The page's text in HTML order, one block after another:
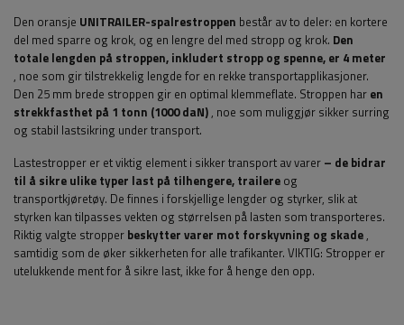
Den oransje UNITRAILER-spalrestroppen består av to deler: en kortere
del med sparre og krok, og en lengre del med stropp og krok. Den
totale lengden på stroppen, inkludert stropp og spenne, er 4 meter
, noe som gir tilstrekkelig lengde for en rekke transportapplikasjoner.
Den 25 mm brede stroppen gir en optimal klemmeflate. Stroppen har en
strekkfasthet på 1 tonn (1000 daN), noe som muliggjør sikker surring
og stabil lastsikring under transport.
Lastestropper er et viktig element i sikker transport av varer – de bidrar
til å sikre ulike typer last på tilhengere, trailere og
transportkjøretøy. De finnes i forskjellige lengder og styrker, slik at
styrken kan tilpasses vekten og størrelsen på lasten som transporteres.
Riktig valgte stropper beskytter varer mot forskyvning og skade,
samtidig som de øker sikkerheten for alle trafikanter. VIKTIG: Stropper er
utelukkende ment for å sikre last, ikke for å henge den opp.